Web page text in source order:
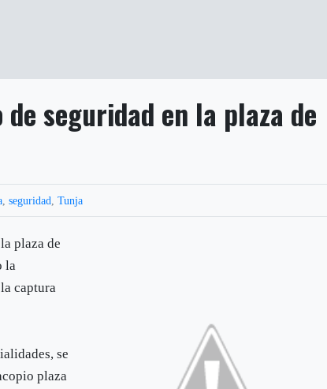
seguridad en la plaza de
,seguridad ,Tunja
plaza de
la
captura
se
plaza